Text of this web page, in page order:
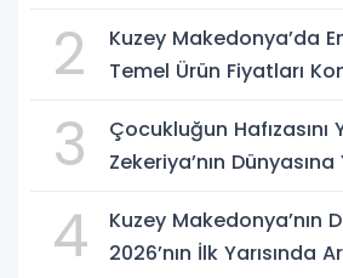
2
Kuzey Makedonya’da
Temel Ürün Fiyatları
3
Çocukluğun
Zekeriya’nın
4
Kuzey Makedonya’nın
2026’nın İlk Yarısında